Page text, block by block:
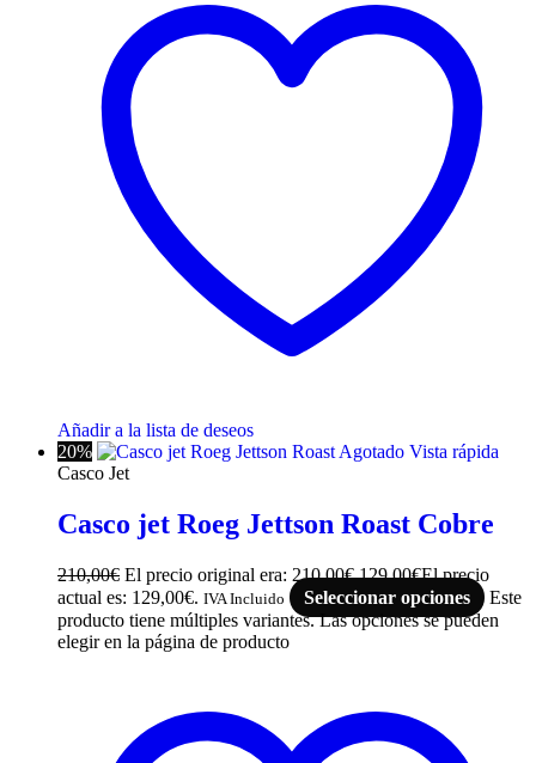
Añadir a la lista de deseos
20%
Agotado Vista rápida
Casco Jet
Casco jet Roeg Jettson Roast Cobre
210,00€ El precio original era: 210,00€.129,00€El precio
actual es: 129,00€. IVA Incluido Seleccionar opciones
Este
producto tiene múltiples variantes. Las opciones se pueden
elegir en la página de producto